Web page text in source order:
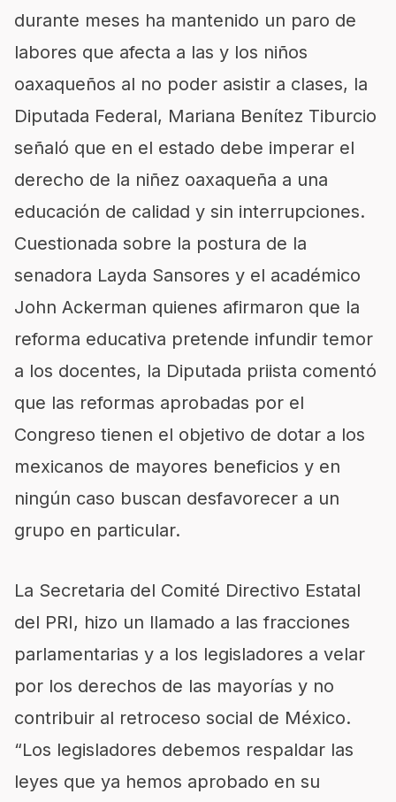
durante meses ha mantenido un paro de
labores que afecta a las y los niños
oaxaqueños al no poder asistir a clases, la
Diputada Federal, Mariana Benítez Tiburcio
señaló que en el estado debe imperar el
derecho de la niñez oaxaqueña a una
educación de calidad y sin interrupciones.
Cuestionada sobre la postura de la
senadora Layda Sansores y el académico
John Ackerman quienes afirmaron que la
reforma educativa pretende infundir temor
a los docentes, la Diputada priista comentó
que las reformas aprobadas por el
Congreso tienen el objetivo de dotar a los
mexicanos de mayores beneficios y en
ningún caso buscan desfavorecer a un
grupo en particular.
La Secretaria del Comité Directivo Estatal
del PRI, hizo un llamado a las fracciones
parlamentarias y a los legisladores a velar
por los derechos de las mayorías y no
contribuir al retroceso social de México.
“Los legisladores debemos respaldar las
leyes que ya hemos aprobado en su